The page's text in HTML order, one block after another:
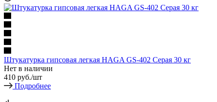
Штукатурка гипсовая легкая HAGA GS-402 Серая 30 кг
Нет в наличии
410 руб./шт
Подробнее